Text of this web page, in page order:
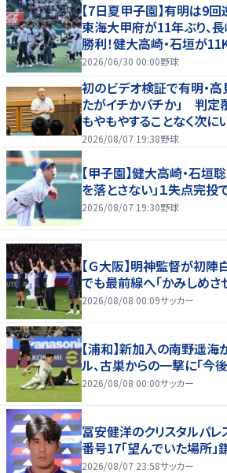
【7日夏甲子園】有明は9
東海大甲府が11年ぶり、
勝利！健大高崎・石垣が
2026/06/30 00:00野球
初のビデオ検証で有明・高
たがイチかバチか」 判定覆
もやもやすることなく次に
2026/08/07 19:38野球
【甲子園】健大高崎・石垣
を落とさない」１失点完投
2026/08/07 19:30野球
【Ｇ大阪】明神監督が初陣
でも最前線へ「かみしめさ
2026/08/08 00:09サッカー
【浦和】新加入の南野遥
ル、古巣からの一撃に「今
2026/08/08 00:00サッカー
冨安健洋のクリスタルパ
番号17「望んでいた場所
2026/08/07 23:58サッカー